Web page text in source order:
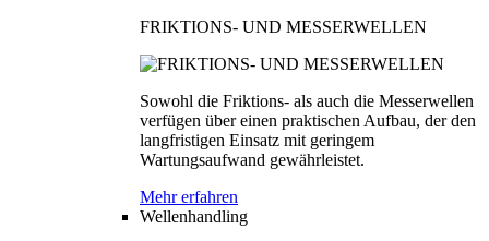
FRIKTIONS- UND MESSERWELLEN
Sowohl die Friktions- als auch die Messerwellen
verfügen über einen praktischen Aufbau, der den
langfristigen Einsatz mit geringem
Wartungsaufwand gewährleistet.
Mehr erfahren
Wellenhandling